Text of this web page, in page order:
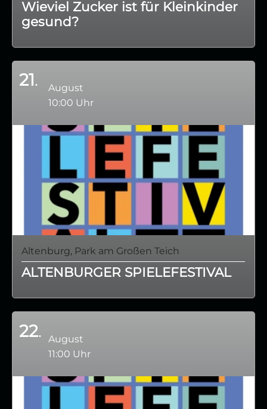
Wieviel Zucker ist für Kleinkinder
gesund?
21
August
10:00 Uhr
Altenburg, Park am Großen Teich
ALTENBURGER SPIELEFESTIVAL
22
August
11:00 Uhr